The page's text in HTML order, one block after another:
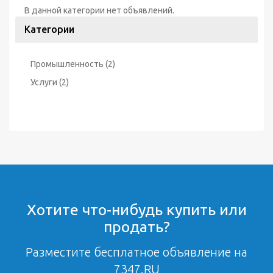
В данной категории нет объявлений.
Категории
Промышленность (2)
Услуги (2)
Хотите что-нибудь купить или
продать?
Разместите бесплатное объявление на
7347.RU